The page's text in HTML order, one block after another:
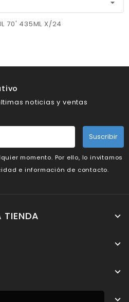
70' 435ML X/24
noticias y ventas
Suscribir
momento. Por ello, lo invitamos
e información de contacto.
TIENDA